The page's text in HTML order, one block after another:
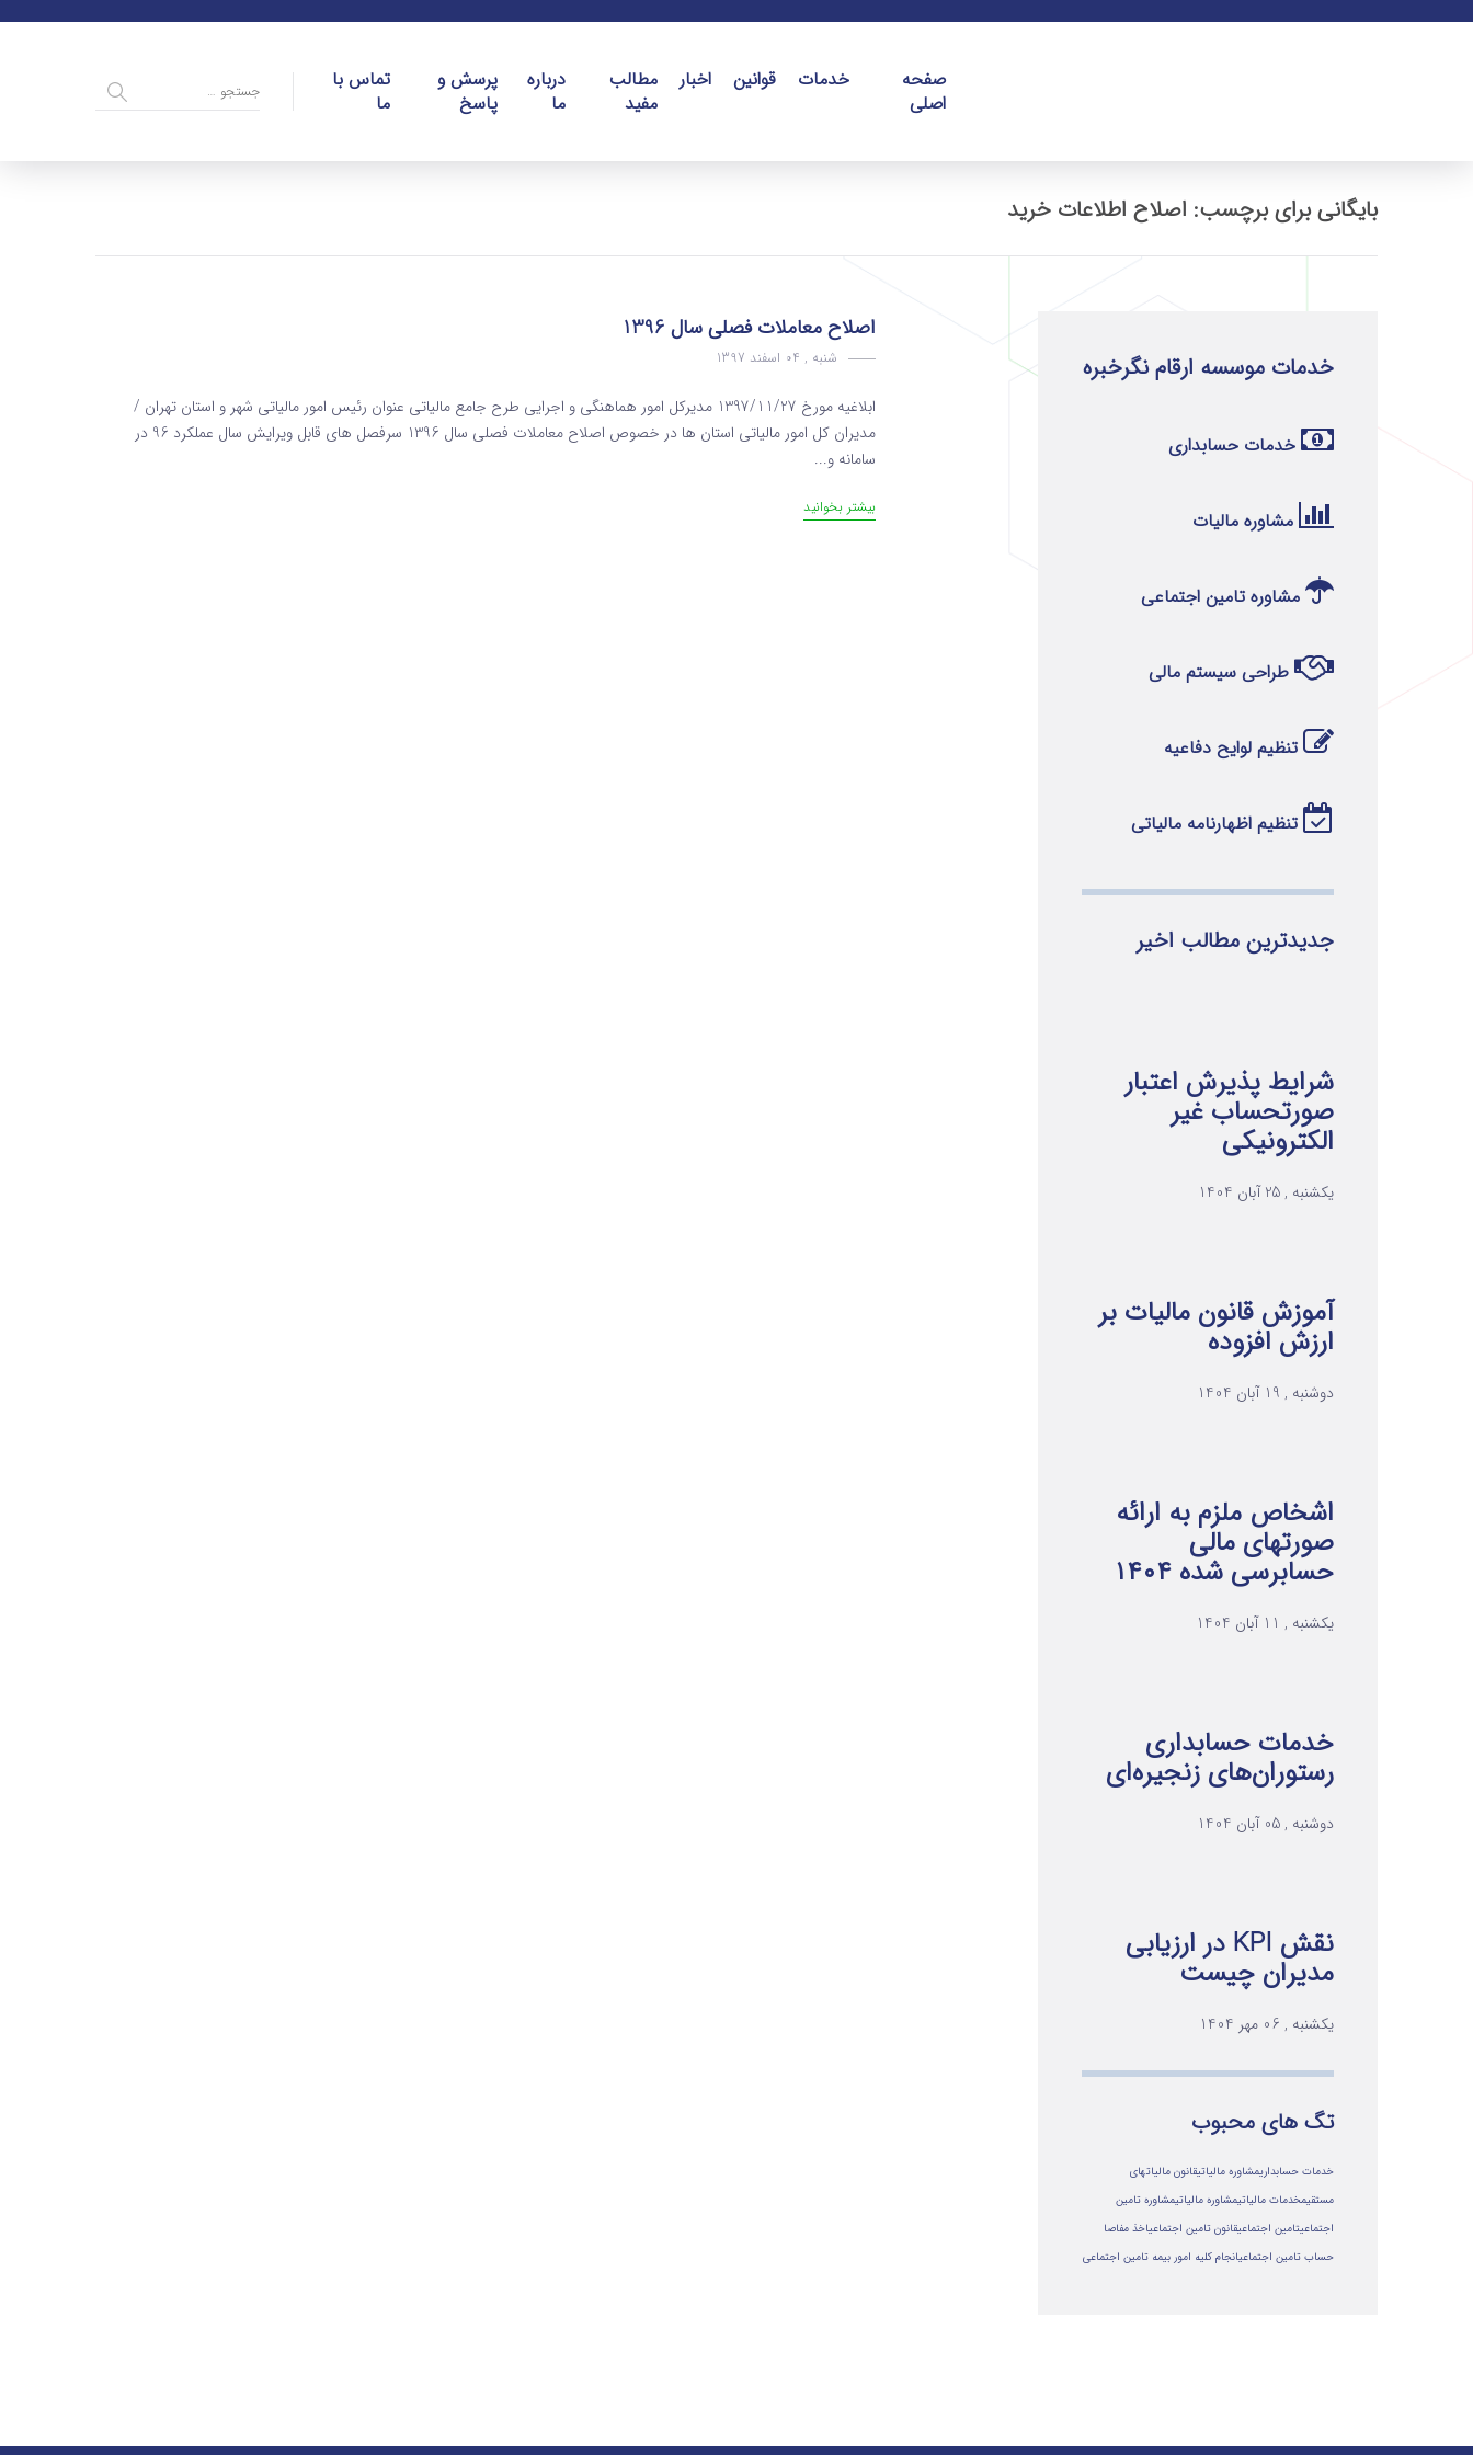
صفحه
اصلی
خدمات قوانین اخبار
مطالب
مفید
درباره
ما
پرسش و
پاسخ
تماس با
ما
بایگانی برای برچسب: اصلاح اطلاعات خرید
اصلاح معاملات فصلی سال 1396
شنبه , 04 اسفند 1397
ابلاغیه مورخ 1397/11/27 مدیرکل امور هماهنگی و اجرایی طرح جامع مالیاتی عنوان رئیس امور مالیاتی شهر و استان تهران /
مدیران کل امور مالیاتی استان ها در خصوص اصلاح معاملات فصلی سال 1396 سرفصل های قابل ویرایش سال عملکرد 96 در
سامانه و...
بیشتر بخوانید
خدمات موسسه ارقام نگرخبره
خدمات حسابداری
مشاوره مالیات
مشاوره تامین اجتماعی
طراحی سیستم مالی
تنظیم لوایح دفاعیه
تنظیم اظهارنامه مالیاتی
جدیدترین مطالب اخیر
شرایط پذیرش اعتبار
صورتحساب غیر
الکترونیکی
یکشنبه , 25 آبان 1404
آموزش قانون مالیات بر
ارزش افزوده
دوشنبه , 19 آبان 1404
اشخاص ملزم به ارائه
صورتهای مالی
حسابرسی شده ۱۴۰۴
یکشنبه , 11 آبان 1404
خدمات حسابداری
رستوران‌های زنجیره‌ای
دوشنبه , 05 آبان 1404
نقش KPI در ارزیابی
مدیران چیست
یکشنبه , 06 مهر 1404
تگ های محبوب
خدمات حسابداریمشاوره مالیاتیقانون مالیاتهای
مستقیمخدمات مالیاتیمشاوره مالياتيمشاوره تامین
اجتماعیتامین اجتماعیقانون تامین اجتماعیاخذ مفاصا
حساب تامین اجتماعیانجام کلیه امور بیمه تامین اجتماعی